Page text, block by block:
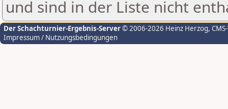
und sind in der Liste nicht
Der Schachturnier-Ergebnis-Server© 2006-2026 Heinz Herzog,
Impressum / Nutzungsbedingungen